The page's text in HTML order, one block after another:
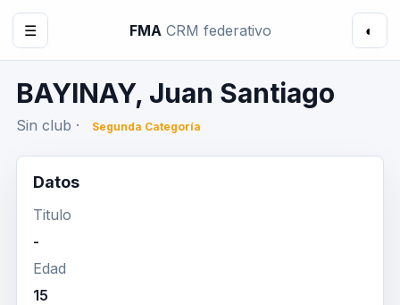
☰ FMA CRM federativo ◐
BAYINAY, Juan Santiago
Sin club · Segunda Categoría
Datos
Titulo
-
Edad
15